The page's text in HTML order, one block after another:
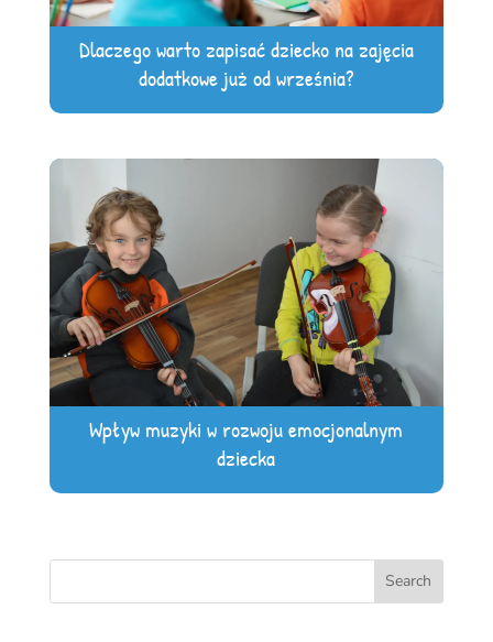
Dlaczego warto zapisać dziecko na zajęcia
dodatkowe już od września?
Wpływ muzyki w rozwoju emocjonalnym
dziecka
Search